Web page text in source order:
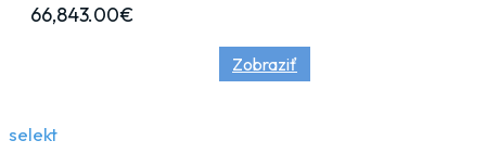
66,843.00€
Zobraziť
selekt